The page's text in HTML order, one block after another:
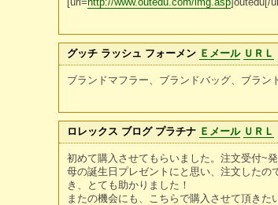
グッチ ラッシュ フォーメン Ｅメール ＵＲＬ
ブランドマフラー、ブランドバッグ、ブラン
ロレックス ブログ プラチナ Ｅメール ＵＲＬ
初めて購入させてもらいました。注文受付~
母の誕生日プレゼントにと思い、注文した
き、とても助かりました！
またの機会にも、こちらで購入させて頂きた